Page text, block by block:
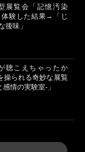
展覧会「記憶汚染
験した結果→「じ
後味」
聴こえちゃったか
られる奇妙な展覧
情の実験室-」